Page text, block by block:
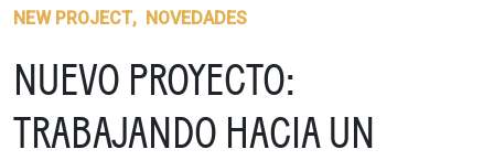
NEW PROJECT, NOVEDADES
NUEVO PROYECTO:
TRABAJANDO HACIA UN